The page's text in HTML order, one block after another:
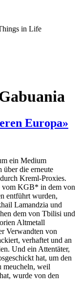
in Life
Europa»
ein Medium
über die erneute
Kreml-Proxies.
vom KGB* in dem von
entführt wurden,
Lamandzia und
dem von Tbilisi und
Altmetall
Verwandten von
verhaftet und an
Und ein Attentäter,
hat, um den
meucheln, weil
wurde von den